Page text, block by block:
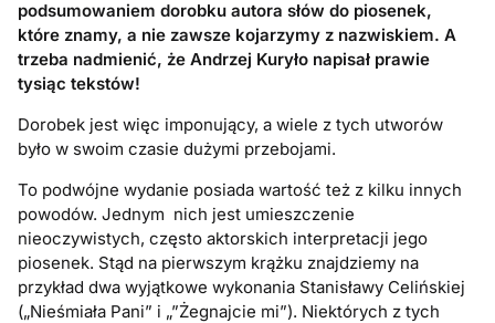
podsumowaniem dorobku autora słów do piosenek,
które znamy, a nie zawsze kojarzymy z nazwiskiem. A
trzeba nadmienić, że Andrzej Kuryło napisał prawie
tysiąc tekstów!
Dorobek jest więc imponujący, a wiele z tych utworów
było w swoim czasie dużymi przebojami.
To podwójne wydanie posiada wartość też z kilku innych
powodów. Jednym nich jest umieszczenie
nieoczywistych, często aktorskich interpretacji jego
piosenek. Stąd na pierwszym krążku znajdziemy na
przykład dwa wyjątkowe wykonania Stanisławy Celińskiej
(„Nieśmiała Pani” i „”Żegnajcie mi”). Niektórych z tych